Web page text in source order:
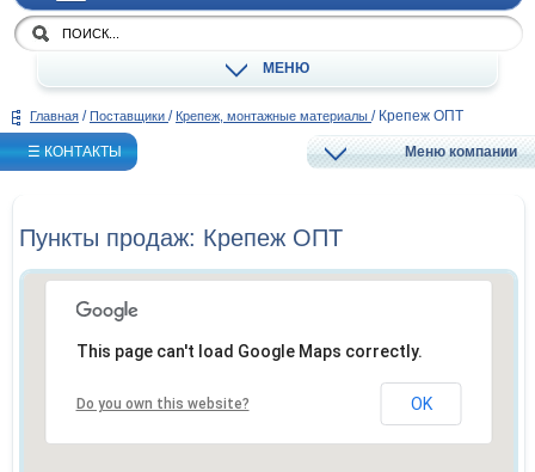
МЕНЮ
Главная / Поставщики / Крепеж, монтажные материалы / Крепеж ОПТ
☰ КОНТАКТЫ Меню компании
Пункты продаж: Крепеж ОПТ
This page can't load Google Maps correctly.
Do you own this website? OK